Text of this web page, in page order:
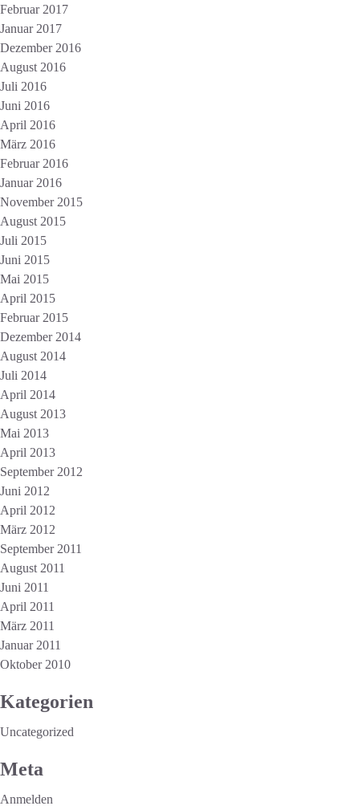
Februar 2017
Januar 2017
Dezember 2016
August 2016
Juli 2016
Juni 2016
April 2016
März 2016
Februar 2016
Januar 2016
November 2015
August 2015
Juli 2015
Juni 2015
Mai 2015
April 2015
Februar 2015
Dezember 2014
August 2014
Juli 2014
April 2014
August 2013
Mai 2013
April 2013
September 2012
Juni 2012
April 2012
März 2012
September 2011
August 2011
Juni 2011
April 2011
März 2011
Januar 2011
Oktober 2010
Kategorien
Uncategorized
Meta
Anmelden